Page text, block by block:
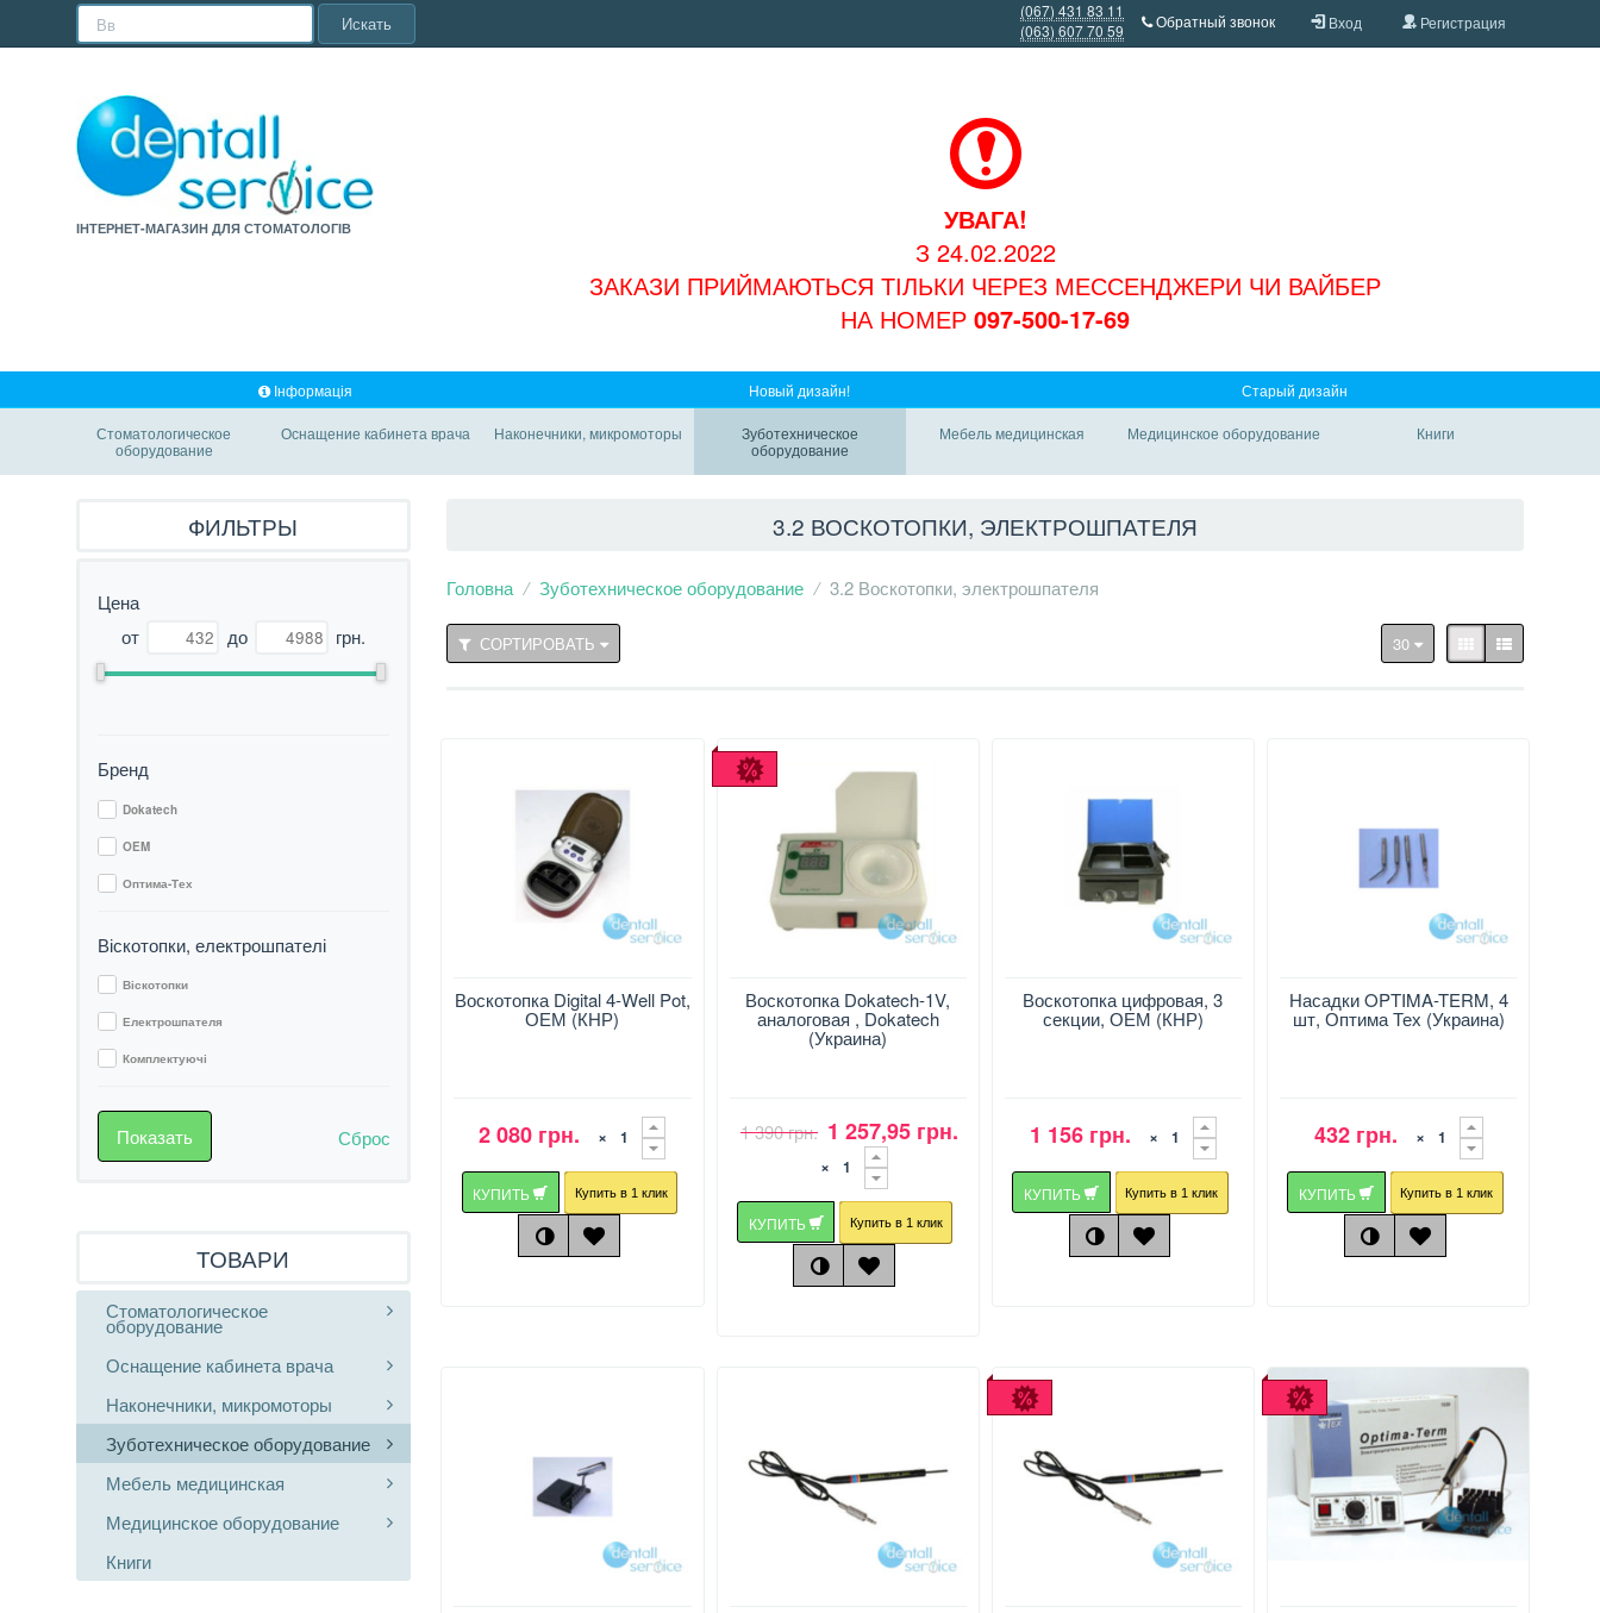
Искать
(067) 431 83 11
(063) 607 70 59
Обратный звонок Вход Регистрация
ІНТЕРНЕТ-МАГАЗИН ДЛЯ СТОМАТОЛОГІВ
УВАГА!
З 24.02.2022
ЗАКАЗИ ПРИЙМАЮТЬСЯ ТІЛЬКИ ЧЕРЕЗ МЕССЕНДЖЕРИ ЧИ ВАЙБЕР
НА НОМЕР097-500-17-69
Інформація Новый дизайн! Старый дизайн
Стоматологическое
оборудование
Оснащение кабинета врача Наконечники, микромоторы
Зуботехническое
оборудование
Мебель медицинская Медицинское оборудование Книги
3.2 ВОСКОТОПКИ, ЭЛЕКТРОШПАТЕЛЯ
Головна Зуботехническое оборудование 3.2 Воскотопки, электрошпателя
СОРТИРОВАТЬ 30
Воскотопка Digital 4-Well Pot,
ОЕМ (КНР)
2 080 грн. ×
КУПИТЬ Купить в 1 клик
Воскотопка Dokatech-1V,
аналоговая , Dokatech
(Украина)
1 390 грн. 1 257,95 грн.
×
КУПИТЬ Купить в 1 клик
Воскотопка цифровая, 3
секции, ОЕМ (КНР)
1 156 грн. ×
КУПИТЬ Купить в 1 клик
Насадки OPTIMA-TERM, 4
шт, Оптима Тех (Украина)
432 грн. ×
КУПИТЬ Купить в 1 клик
ФИЛЬТРЫ
Цена
от
до грн.
Бренд
Dokatech
OEM
Оптима-Тех
Віскотопки, електрошпателі
Віскотопки
Електрошпателя
Комплектуючі
Сброс
ТОВАРИ
Стоматологическое
оборудование
Оснащение кабинета врача
Наконечники, микромоторы
Зуботехническое оборудование
Мебель медицинская
Медицинское оборудование
Книги